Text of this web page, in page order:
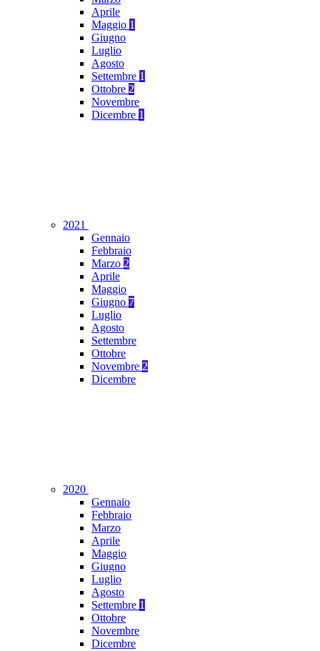
Aprile
Maggio 1
Giugno
Luglio
Agosto
Settembre 1
Ottobre 2
Novembre
Dicembre 1
2021
Gennaio
Febbraio
Marzo 2
Aprile
Maggio
Giugno 7
Luglio
Agosto
Settembre
Ottobre
Novembre 2
Dicembre
2020
Gennaio
Febbraio
Marzo
Aprile
Maggio
Giugno
Luglio
Agosto
Settembre 1
Ottobre
Novembre
Dicembre